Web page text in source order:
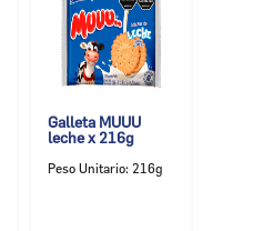
Galleta MUUU
leche x 216g
Peso Unitario: 216g